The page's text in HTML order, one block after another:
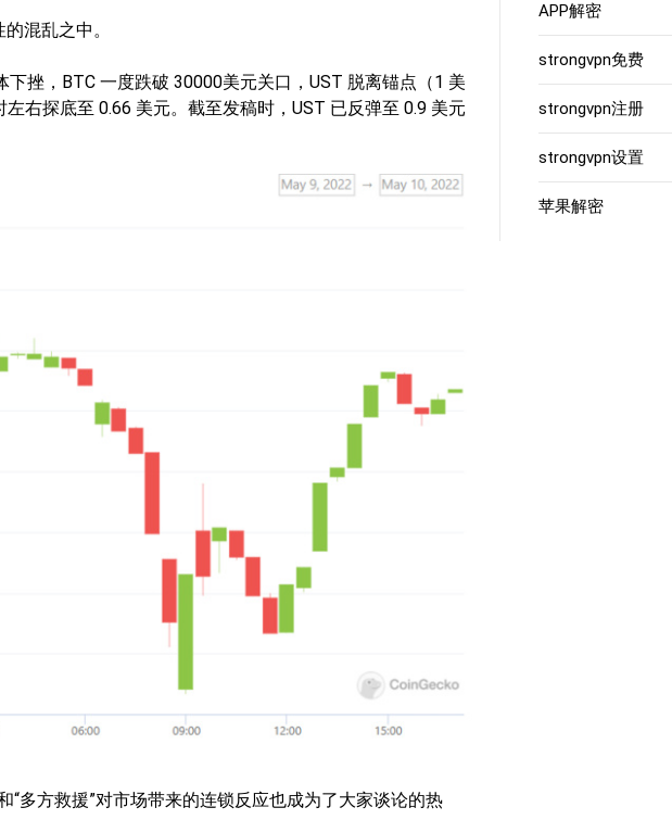
混乱之中。
挫，BTC 一度跌破 30000美元关口，UST 脱离锚点（1 美
右探底至 0.66 美元。截至发稿时，UST 已反弹至 0.9 美元
“多方救援”对市场带来的连锁反应也成为了大家谈论的热
APP解密
strongvpn免费
strongvpn注册
strongvpn设置
苹果解密